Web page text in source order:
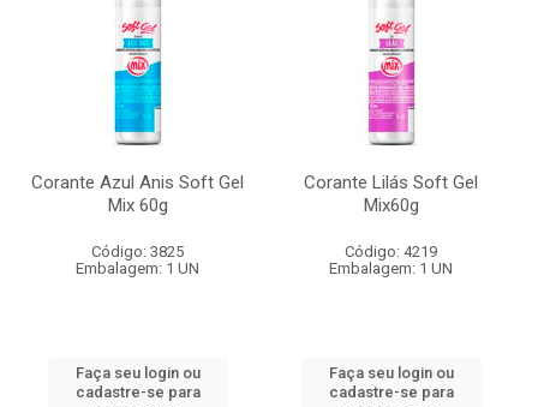
Corante Azul Anis Soft Gel
Mix 60g
Código: 3825
Embalagem: 1 UN
Faça seu login ou
cadastre-se para
Corante Lilás Soft Gel
Mix60g
Código: 4219
Embalagem: 1 UN
Faça seu login ou
cadastre-se para